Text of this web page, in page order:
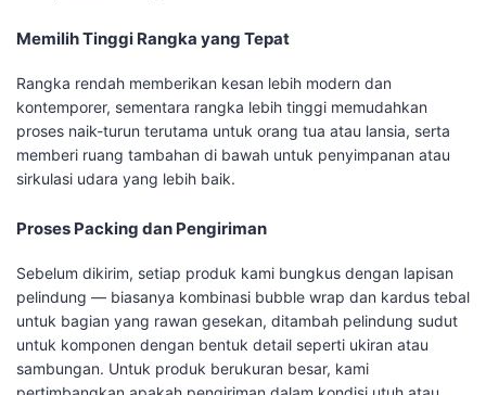
Memilih Tinggi Rangka yang Tepat
Rangka rendah memberikan kesan lebih modern dan
kontemporer, sementara rangka lebih tinggi memudahkan
proses naik-turun terutama untuk orang tua atau lansia, serta
memberi ruang tambahan di bawah untuk penyimpanan atau
sirkulasi udara yang lebih baik.
Proses Packing dan Pengiriman
Sebelum dikirim, setiap produk kami bungkus dengan lapisan
pelindung — biasanya kombinasi bubble wrap dan kardus tebal
untuk bagian yang rawan gesekan, ditambah pelindung sudut
untuk komponen dengan bentuk detail seperti ukiran atau
sambungan. Untuk produk berukuran besar, kami